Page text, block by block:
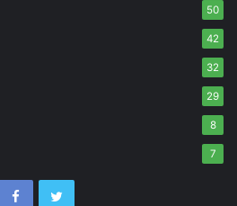
50
42
32
29
8
7